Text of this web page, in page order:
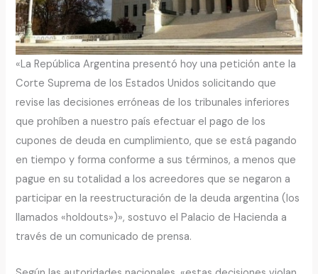
«La República Argentina presentó hoy una petición ante la
Corte Suprema de los Estados Unidos solicitando que
revise las decisiones erróneas de los tribunales inferiores
que prohíben a nuestro país efectuar el pago de los
cupones de deuda en cumplimiento, que se está pagando
en tiempo y forma conforme a sus términos, a menos que
pague en su totalidad a los acreedores que se negaron a
participar en la reestructuración de la deuda argentina (los
llamados «holdouts»)», sostuvo el Palacio de Hacienda a
través de un comunicado de prensa.